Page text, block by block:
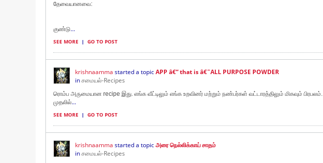
தேவையானவை:
குண்டு...
SEE MORE | GO TO POST
krishnaamma started a topicAPP â€“ that is â€˜ALL PURPOSE POWDER
inசமையல்-Recipes
ரொம்ப அருமையான recipe இது. எங்க வீட்டிலும் எங்க உறவினர் மற்றும் நண்பர்கள் வட்டாரத்திலும் மிகவும் பிரபலம்.
முதலில்...
SEE MORE | GO TO POST
krishnaamma started a topicஅரை நெல்லிக்காய் சாதம்
inசமையல்-Recipes